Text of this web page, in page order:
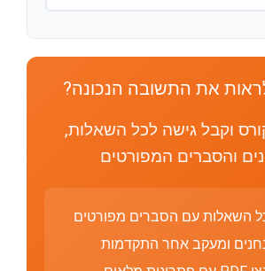
את התשובה הנכונה?
וקבל גישה לכל השאלות,
והסברים המפורטים
השאלות עם הסברים מפורטים
ומעקב אחר התקדמות